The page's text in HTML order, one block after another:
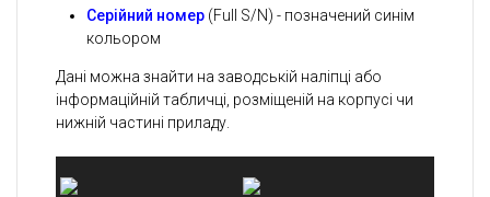
Серійний номер (Full S/N) - позначений синім
кольором
Дані можна знайти на заводській наліпці або
інформаційній табличці, розміщеній на корпусі чи
нижній частині приладу.